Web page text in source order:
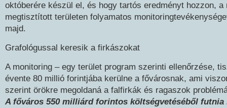
októberére készül el, és hogy tartós eredményt hozzon, a
megtisztított területen folyamatos
majd.
Grafológussal keresik a firkászokat
A monitoring – egy terület program szerinti ellenőrzése,
évente 80 millió forintjába kerülne a fővárosnak, ami
szerint örökre megoldaná a falfirkák és ragaszok
A főváros 550 milliárd forintos költségvetéséből futnia